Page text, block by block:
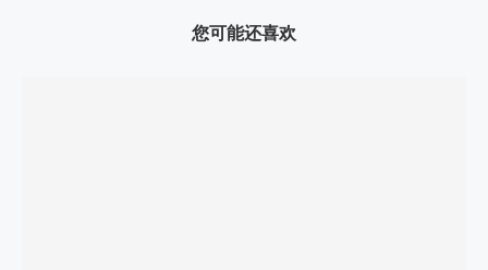
您可能还喜欢